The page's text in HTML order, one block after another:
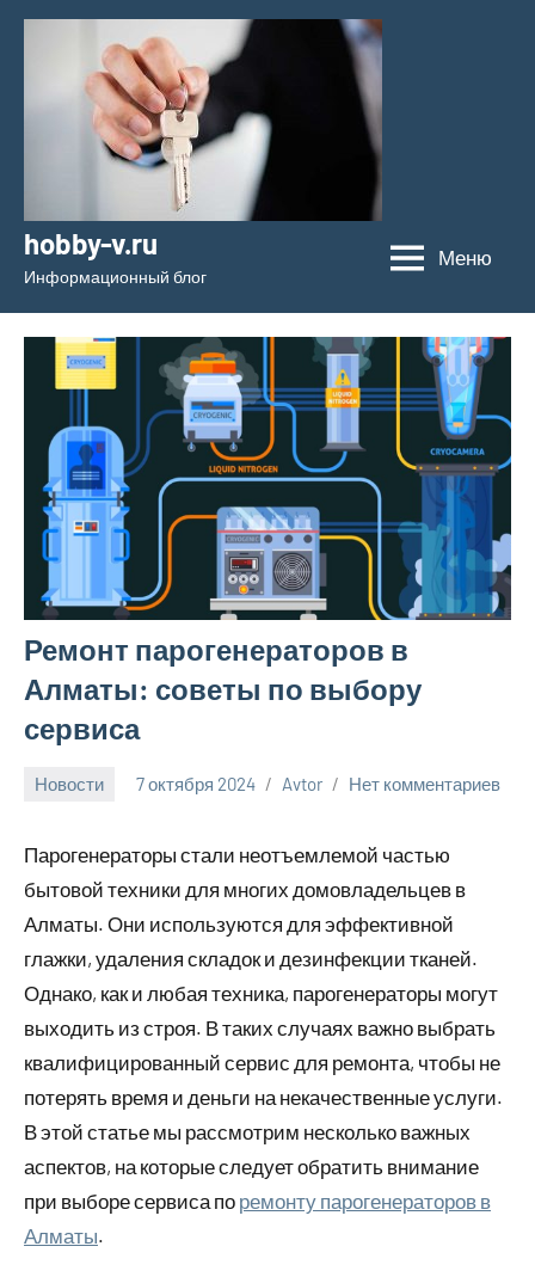
Перейти
содержимому
hobby-v.ru
Информационный блог
Меню
Ремонт парогенераторов в
Алматы: советы по выбору
сервиса
Новости 7 октября 2024 Avtor Нет комментариев
Парогенераторы стали неотъемлемой частью
бытовой техники для многих домовладельцев в
Алматы. Они используются для эффективной
глажки, удаления складок и дезинфекции тканей.
Однако, как и любая техника, парогенераторы могут
выходить из строя. В таких случаях важно выбрать
квалифицированный сервис для ремонта, чтобы не
потерять время и деньги на некачественные услуги.
В этой статье мы рассмотрим несколько важных
аспектов, на которые следует обратить внимание
при выборе сервиса по ремонту парогенераторов в
Алматы.